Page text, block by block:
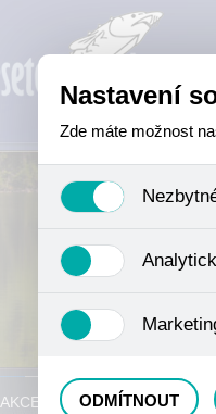
AKCE, SLEVY, VÝPRODEJ
Nastavení
Zde máte možnost
se mimo jiné k
není zapotřebí Váš
nejedná o osobní
odkazy, prohlížené
ODMÍTNOUT